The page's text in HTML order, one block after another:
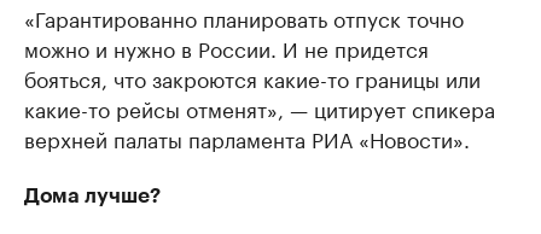
«Гарантированно планировать отпуск точно
можно и нужно в России. И не придется
бояться, что закроются какие-то границы или
какие-то рейсы отменят», — цитирует спикера
верхней палаты парламента РИА «Новости».
Дома лучше?